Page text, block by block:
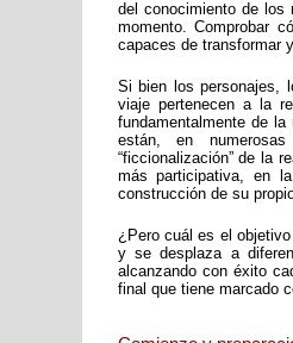
del conocimiento de
momento. Comprobar
capaces de transformar
Si bien los personajes,
viaje pertenecen a la
fundamentalmente de
están, en
“ficcionalización” de la
más participativa, en
construcción de su
¿Pero cuál es el
y se desplaza a
alcanzando con éxito
final que tiene marcado